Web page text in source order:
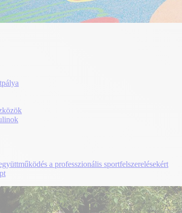
a professzionális sportfelszerelésekért